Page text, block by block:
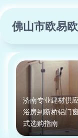
佛山市欧易
济南专业建材供
浴房到断桥铝门
式选购指南